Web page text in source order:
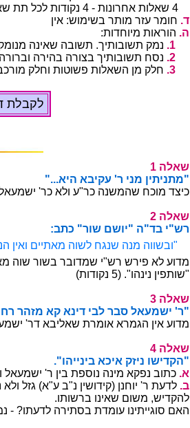
הלאש תת לכל תודוקנ 4 - תונורחא
ןיא :שומישב רתומ רזע רמוח .ד
:תודחוימ תוארוה .ה
.לבקתת אל תקמונמ הניאש הבושת .1
.הרורבו הריהב הרוצב ךיתובושת .2
.םאתהב תולאשל סחייתה ,תובכרומ .3
ארמגה
1 הלאש
"...איה אביקע 'ר ינמ ןיתינתמ"
(תודוקנ 5) .ךירבד ראב - לאעמשי 'רכ
2 הלאש
:בתכ "רוש םשוי" ה"דב י"שר
,"יריימ אק םולכ הווש הליבנה ןיאו
ה"דב שריפש ומכ םייתאמ הווש רוש
(תודוקנ 5) ."והנינ ןיפתוש"
3 הלאש
."אנמחר רהזמ אק אניד יבל רבס
(תודוקנ 5) ?אנמחר רהזמ אק קיזמל
4 הלאש
."והייניב אכיא קזינ ושידקה"
(תודוקנ 5) .אביקע 'רו לאעמשי 'ר ןיב .א
םילוכי םילעבה ןיא ,םילעבה ושאייתנ .ב
.ותושרב וניאש םושמ ,שידקהל
(תודוקנ 5) .ךירבד קמנ - ?ותעדל הריתסב